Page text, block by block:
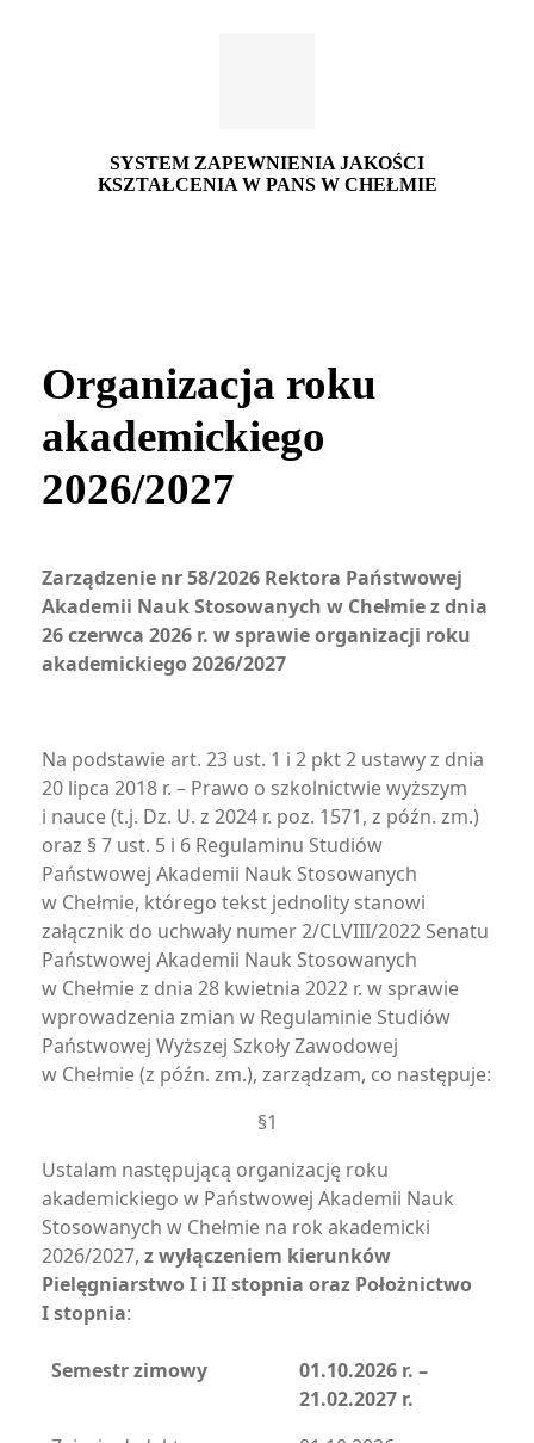
SYSTEM ZAPEWNIENIA JAKOŚCI
KSZTAŁCENIA W PANS W CHEŁMIE
Organizacja roku
akademickiego
2026/2027
Zarządzenie nr 58/2026 Rektora Państwowej
Akademii Nauk Stosowanych w Chełmie z dnia
26 czerwca 2026 r. w sprawie organizacji roku
akademickiego 2026/2027
Na podstawie art. 23 ust. 1 i 2 pkt 2 ustawy z dnia
20 lipca 2018 r. – Prawo o szkolnictwie wyższym
i nauce (t.j. Dz. U. z 2024 r. poz. 1571, z późn. zm.)
oraz § 7 ust. 5 i 6 Regulaminu Studiów
Państwowej Akademii Nauk Stosowanych
w Chełmie, którego tekst jednolity stanowi
załącznik do uchwały numer 2/CLVIII/2022 Senatu
Państwowej Akademii Nauk Stosowanych
w Chełmie z dnia 28 kwietnia 2022 r. w sprawie
wprowadzenia zmian w Regulaminie Studiów
Państwowej Wyższej Szkoły Zawodowej
w Chełmie (z późn. zm.), zarządzam, co następuje:
§1
Ustalam następującą organizację roku
akademickiego w Państwowej Akademii Nauk
Stosowanych w Chełmie na rok akademicki
2026/2027, z wyłączeniem kierunków
Pielęgniarstwo I i II stopnia oraz Położnictwo
I stopnia:
Semestr zimowy
01.10.2026 r. –
21.02.2027 r.